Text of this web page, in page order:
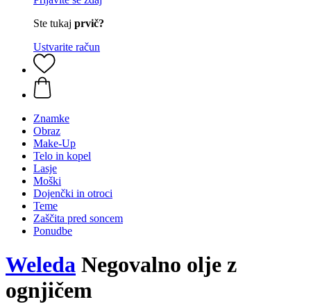
Ste tukaj prvič?
Ustvarite račun
Znamke
Obraz
Make-Up
Telo in kopel
Lasje
Moški
Dojenčki in otroci
Teme
Zaščita pred soncem
Ponudbe
Weleda Negovalno olje z
ognjičem